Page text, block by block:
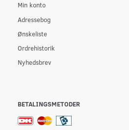
Min konto
Adressebog
Ønskeliste
Ordrehistorik
Nyhedsbrev
BETALINGSMETODER